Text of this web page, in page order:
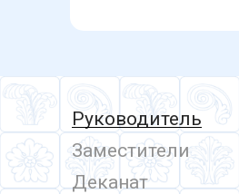
Руководитель
Заместители
Деканат